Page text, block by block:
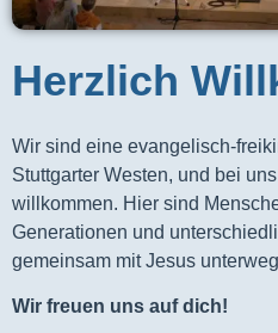
Herzlich
Wir sind eine evangelisch-
Stuttgarter Westen, und bei
willkommen. Hier sind
Generationen und
gemeinsam mit Jesus
Wir freuen uns auf dich!